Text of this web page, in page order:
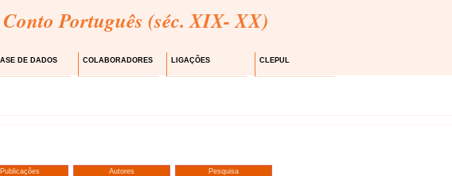
Português (séc. XIX- XX)
DE DADOS COLABORADORES LIGAÇÕES CLEPUL
Publicações Autores Pesquisa